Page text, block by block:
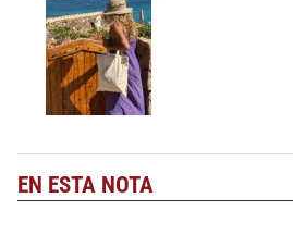
EN ESTA NOTA